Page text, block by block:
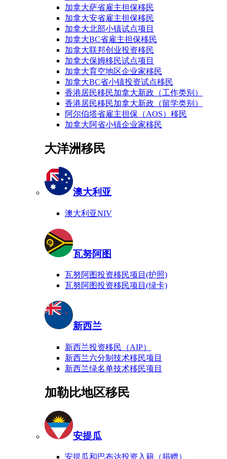
加拿大萨省雇主担保移民
加拿大安省雇主担保移民
加拿大北部小镇试点项目
加拿大BC省雇主担保移民
加拿大联邦创业投资移民
加拿大保姆移民试点项目
加拿大育空地区企业家移民
加拿大BC省小镇投资试点移民
香港居民移民加拿大新政（工作类别）
香港居民移民加拿大新政（留学类别）
阿尔伯塔省雇主担保（AOS）移民
加拿大阿省小镇企业家移民
大洋洲移民
澳大利亚
澳大利亚NIV
瓦努阿图
瓦努阿图投资移民项目(护照)
瓦努阿图投资移民项目(绿卡)
新西兰
新西兰投资移民（AIP）
新西兰六分制技术移民项目
新西兰绿名单技术移民项目
加勒比地区移民
安提瓜
安提瓜和巴布达投资入籍（捐赠）